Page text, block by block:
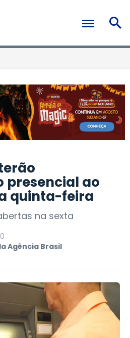
presencial ao
quinta-feira
na sexta
Agência Brasil